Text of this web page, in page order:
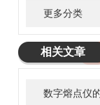
更多分类
相关文章
数字熔点仪